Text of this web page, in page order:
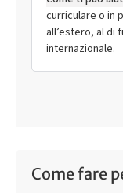
curriculare o in
all’estero, al di
internazionale.
Come fare